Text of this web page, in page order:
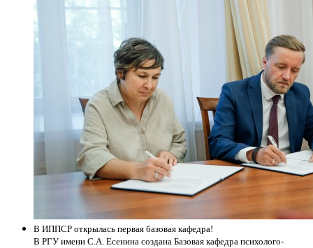
В ИППСР открылась первая базовая кафедра!
В РГУ имени С.А. Есенина создана Базовая кафедра психолого-